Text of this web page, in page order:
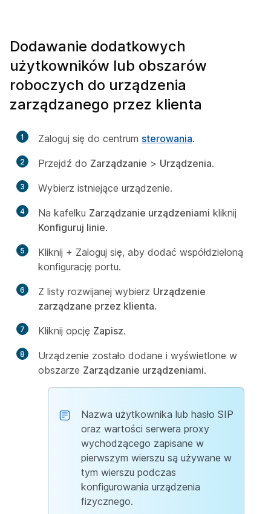
Dodawanie dodatkowych
użytkowników lub obszarów
roboczych do urządzenia
zarządzanego przez klienta
1 Zaloguj się do centrum sterowania.
2 Przejdź do Zarządzanie > Urządzenia.
3 Wybierz istniejące urządzenie.
4 Na kafelku Zarządzanie urządzeniami kliknij
Konfiguruj linie.
5
Kliknij + Zaloguj się, aby dodać współdzieloną
konfigurację portu.
6 Z listy rozwijanej wybierz Urządzenie
zarządzane przez klienta.
7 Kliknij opcję Zapisz.
8
Urządzenie zostało dodane i wyświetlone w
obszarze Zarządzanie urządzeniami.
Nazwa użytkownika lub hasło SIP
oraz wartości serwera proxy
wychodzącego zapisane w
pierwszym wierszu są używane w
tym wierszu podczas
konfigurowania urządzenia
fizycznego.